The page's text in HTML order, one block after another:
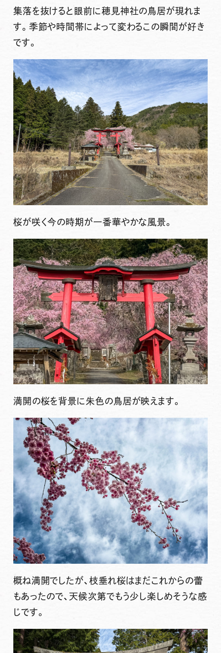
集落を抜けると眼前に穂見神社の鳥居が現れま
す。季節や時間帯によって変わるこの瞬間が好き
です。
桜が咲く今の時期が一番華やかな風景。
満開の桜を背景に朱色の鳥居が映えます。
概ね満開でしたが、枝垂れ桜はまだこれからの蕾
もあったので、天候次第でもう少し楽しめそうな感
じです。